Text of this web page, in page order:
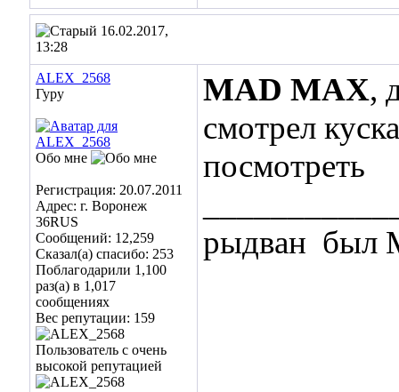
16.02.2017,
13:28
ALEX_2568
Гуру
Обо мне
Регистрация: 20.07.2011
Адрес: г. Воронеж
36RUS
Сообщений: 12,259
Сказал(а) спасибо: 253
Поблагодарили 1,100
раз(а) в 1,017
сообщениях
Вес репутации: 159
MAD MAX,
смотрел
посмотреть
рыдван был